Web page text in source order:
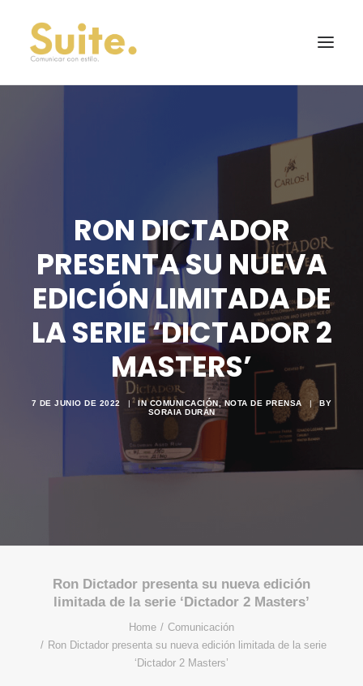
RON DICTADOR
PRESENTA SU NUEVA
EDICIÓN LIMITADA DE
LA SERIE ‘DICTADOR 2
MASTERS’
7 DE JUNIO DE 2022 | INCOMUNICACIÓN,NOTA DE PRENSA |
BY
SORAIA DURÁN
Ron Dictador presenta su nueva edición
limitada de la serie ‘Dictador 2 Masters’
Home
Comunicación
Ron Dictador presenta su nueva edición limitada de la serie
‘Dictador 2 Masters’